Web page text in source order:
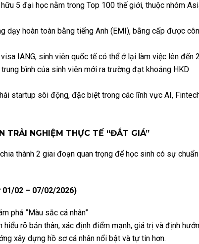
5 đại học nằm trong Top 100 thế giới, thuộc nhóm
dạy hoàn toàn bằng tiếng Anh (EMI), bằng cấp được
IANG, sinh viên quốc tế có thể ở lại làm việc lên đến
bình của sinh viên mới ra trường đạt khoảng HKD
startup sôi động, đặc biệt trong các lĩnh vực AI,
TRẢI NGHIỆM THỰC TẾ “ĐẮT GIÁ”
thành 2 giai đoạn quan trọng để học sinh có sự
01/02 – 07/02/2026)
phá ”Màu sắc cá nhân”
rõ bản thân, xác định điểm mạnh, giá trị và định
xây dựng hồ sơ cá nhân nổi bật và tự tin hơn.